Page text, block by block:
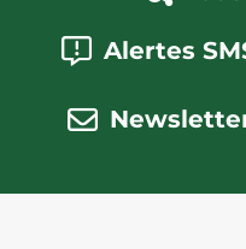
Alertes